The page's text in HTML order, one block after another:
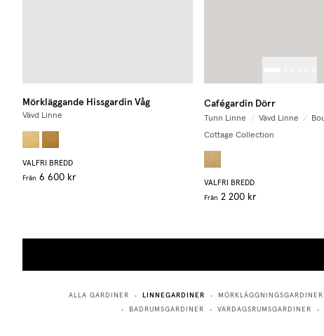
Mörkläggande Hissgardin Våg
Vävd Linne
VALFRI BREDD
Från 6 600 kr
Cafégardin Dörr
Tunn Linne / Vävd Linne /
Cottage Collection
VALFRI BREDD
Från 2 200 kr
ALLA GARDINER • LINNEGARDINER • MÖRKLÄGGNINGSGARDINER
• BADRUMSGARDINER • VARDAGSRUMSGARDINER •